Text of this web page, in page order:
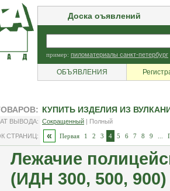
Доска оъявлений
пример: пиломатериалы санкт-петербург
ОБЪЯВЛЕНИЯ
КУПИТЬ ИЗДЕЛИЯ ИЗ
ВЫВОДА: Сокращенный | Полный
СТРАНИЦ: « Первая 1 2 3 4 5 6 7 8 9
Лежачие
(ИДН 300, 500, 900)